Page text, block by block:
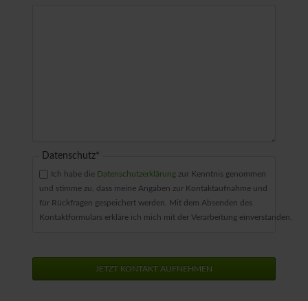
Pflichtfeld
Datenschutz*
Ich habe die Datenschutzerklärungzur Kenntnis genommen
und stimme zu, dass meine Angaben zur Kontaktaufnahme und
für Rückfragen gespeichert werden. Mit dem Absenden des
Kontaktformulars erkläre ich mich mit der Verarbeitung einverstanden.
JETZT KONTAKT AUFNEHMEN